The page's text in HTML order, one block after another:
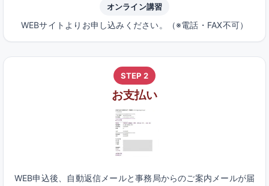
オンライン講習
WEBサイトよりお申し込みください。（※電話・FAX不可）
STEP 2
お支払い
WEB申込後、自動返信メールと事務局からのご案内メールが届